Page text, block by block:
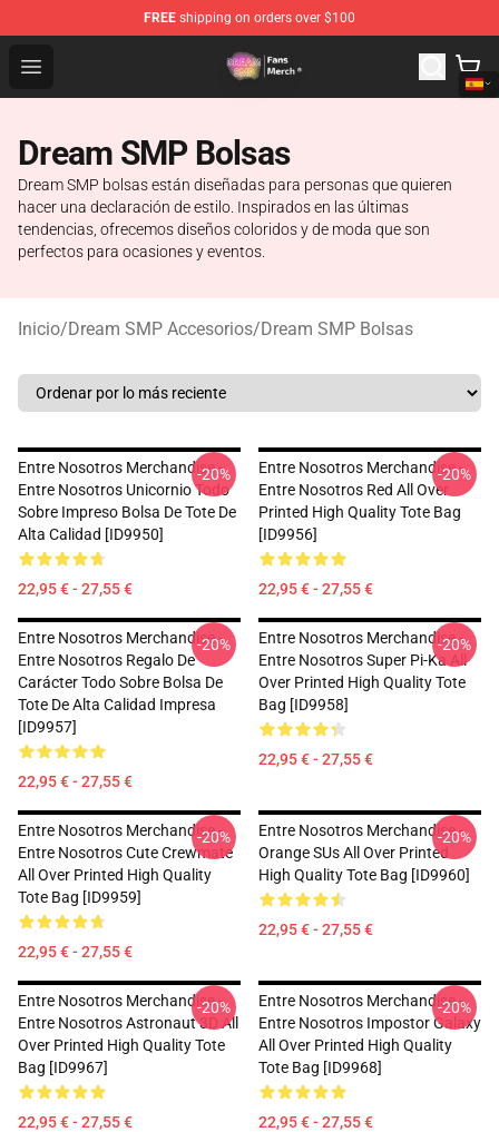
FREE shipping on orders over $100
Open menu
Dream SMP Store - Official Dream SMP Merchandise
Dream SMP Bolsas
Dream SMP bolsas están diseñadas para personas que quieren
hacer una declaración de estilo. Inspirados en las últimas
tendencias, ofrecemos diseños coloridos y de moda que son
perfectos para ocasiones y eventos.
Inicio/Dream SMP Accesorios/Dream SMP Bolsas
Entre Nosotros Merchandise -
Entre Nosotros Unicornio Todo
Sobre Impreso Bolsa De Tote De
Alta Calidad [ID9950]
22,95 € - 27,55 €
-20%
Entre Nosotros Merchandise -
Entre Nosotros Red All Over
Printed High Quality Tote Bag
[ID9956]
22,95 € - 27,55 €
-20%
Entre Nosotros Merchandise -
Entre Nosotros Regalo De
Carácter Todo Sobre Bolsa De
Tote De Alta Calidad Impresa
[ID9957]
22,95 € - 27,55 €
-20%
Entre Nosotros Merchandise -
Entre Nosotros Super Pi-Ka All
Over Printed High Quality Tote
Bag [ID9958]
22,95 € - 27,55 €
-20%
Entre Nosotros Merchandise -
Entre Nosotros Cute Crewmate
All Over Printed High Quality
Tote Bag [ID9959]
22,95 € - 27,55 €
-20%
Entre Nosotros Merchandise -
Orange SUs All Over Printed
High Quality Tote Bag [ID9960]
22,95 € - 27,55 €
-20%
Entre Nosotros Merchandise -
Entre Nosotros Astronaut 3D All
Over Printed High Quality Tote
Bag [ID9967]
22,95 € - 27,55 €
-20%
Entre Nosotros Merchandise -
Entre Nosotros Impostor Galaxy
All Over Printed High Quality
Tote Bag [ID9968]
22,95 € - 27,55 €
-20%